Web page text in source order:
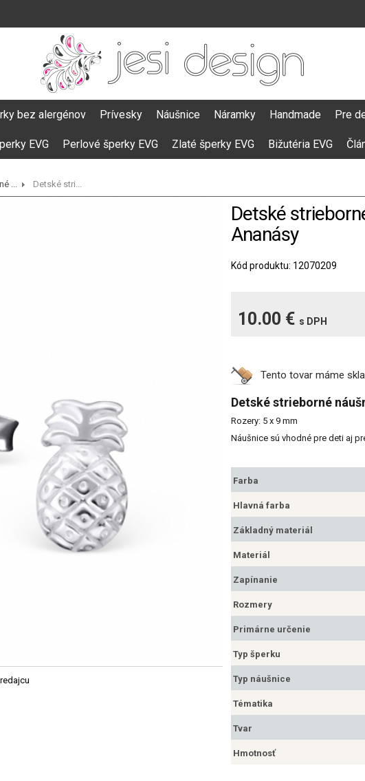
bez alergénov Prívesky Náušnice Náramky Handmade Pre
EVG Perlové šperky EVG Zlaté šperky EVG Bižutéria EVG
... Detské stri...
Detské
Ananásy
Kód produktu: 12070209
10.00 € s DPH
Tento tovar máme
Detské strieborné
Rozery: 5 x 9 mm
Náušnice sú vhodné pre deti aj
Farba
Hlavná farba
Základný materiál
Materiál
Zapínanie
Rozmery
Primárne určenie
Typ šperku
Typ náušnice
Tématika
Tvar
Hmotnosť